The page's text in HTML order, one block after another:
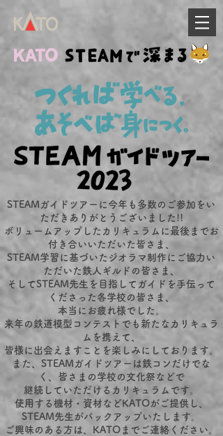
STEAMガイドツアーに今年も多数のご参加をい
ただきありがとうございました!!
ボリュームアップしたカリキュラムに最後までお
付き合いいただいた皆さま、
STEAM学習に基づいたジオラマ制作にご協力い
ただいた鉄人ギルドの皆さま、
そしてSTEAM先生を目指してガイドを手伝って
くださった各学校の皆さま、
本当にお疲れ様でした。
来年の鉄道模型コンテストでも新たなカリキュラ
ムを携えて、
皆様に出会えますことを楽しみにしております。
また、STEAMガイドツアーは鉄コンだけでな
く、皆さまの学校の文化祭などで
継続していただけるカリキュラムです。
使用する機材・資材などKATOがご提供し、
STEAM先生がバックアップいたします。
​ご興味のある方は、KATOまでご連絡ください。